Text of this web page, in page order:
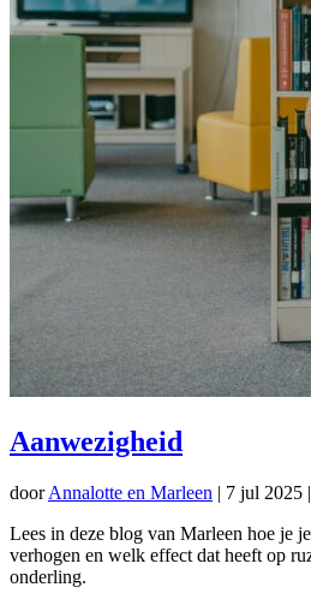
Aanwezigheid
doorAnnalotte en Marleen | 7 jul 2025 |
Lees in deze blog van Marleen hoe je
verhogen en welk effect dat heeft op
onderling.